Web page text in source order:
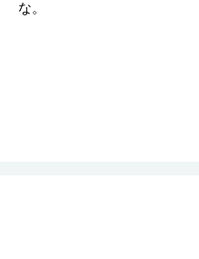
な。